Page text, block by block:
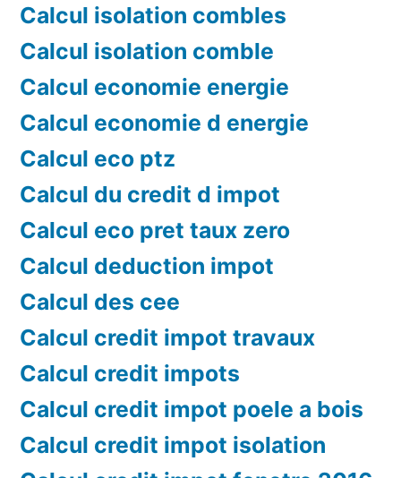
Calcul isolation combles
Calcul isolation comble
Calcul economie energie
Calcul economie d energie
Calcul eco ptz
Calcul du credit d impot
Calcul eco pret taux zero
Calcul deduction impot
Calcul des cee
Calcul credit impot travaux
Calcul credit impots
Calcul credit impot poele a bois
Calcul credit impot isolation